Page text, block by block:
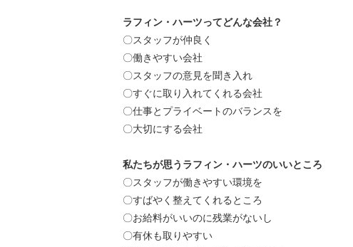
ラフィン・ハーツってどんな会社？
〇スタッフが仲良く
〇働きやすい会社
〇スタッフの意見を聞き入れ
〇すぐに取り入れてくれる会社
〇仕事とプライベートのバランスを
〇大切にする会社
私たちが思うラフィン・ハーツのいいところ
〇スタッフが働きやすい環境を
〇すばやく整えてくれるところ
〇お給料がいいのに残業がないし
〇有休も取りやすい